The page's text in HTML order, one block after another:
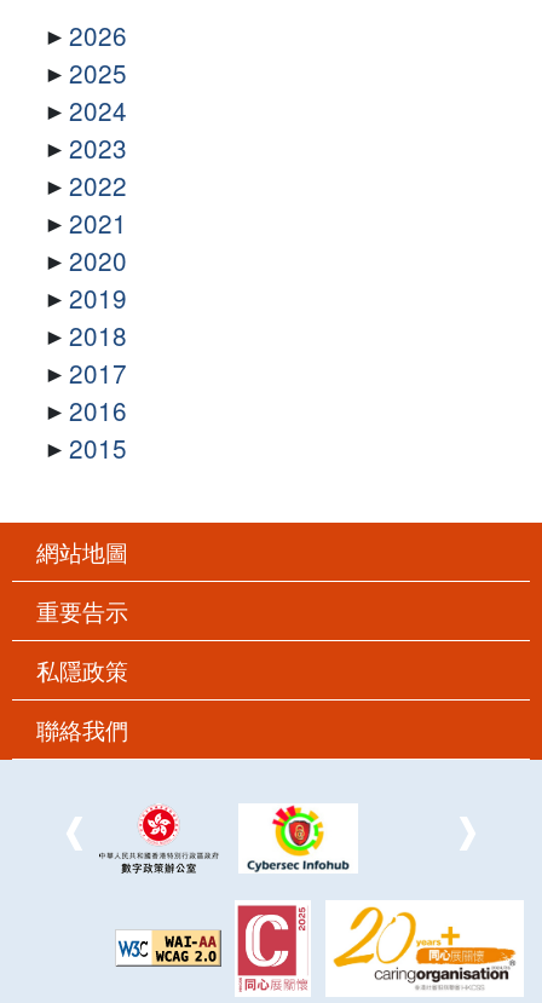
2026
2025
2024
2023
2022
2021
2020
2019
2018
2017
2016
2015
網站地圖
重要告示
私隱政策
聯絡我們